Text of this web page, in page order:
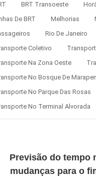
BRT Transoeste
De BRT
Melhorias
Rio De Janeiro
Coletivo
Na Zona Oeste
No Bosque De
No Parque Das Rosas
No Terminal Alvorada
Previsão do tempo
mudanças para o